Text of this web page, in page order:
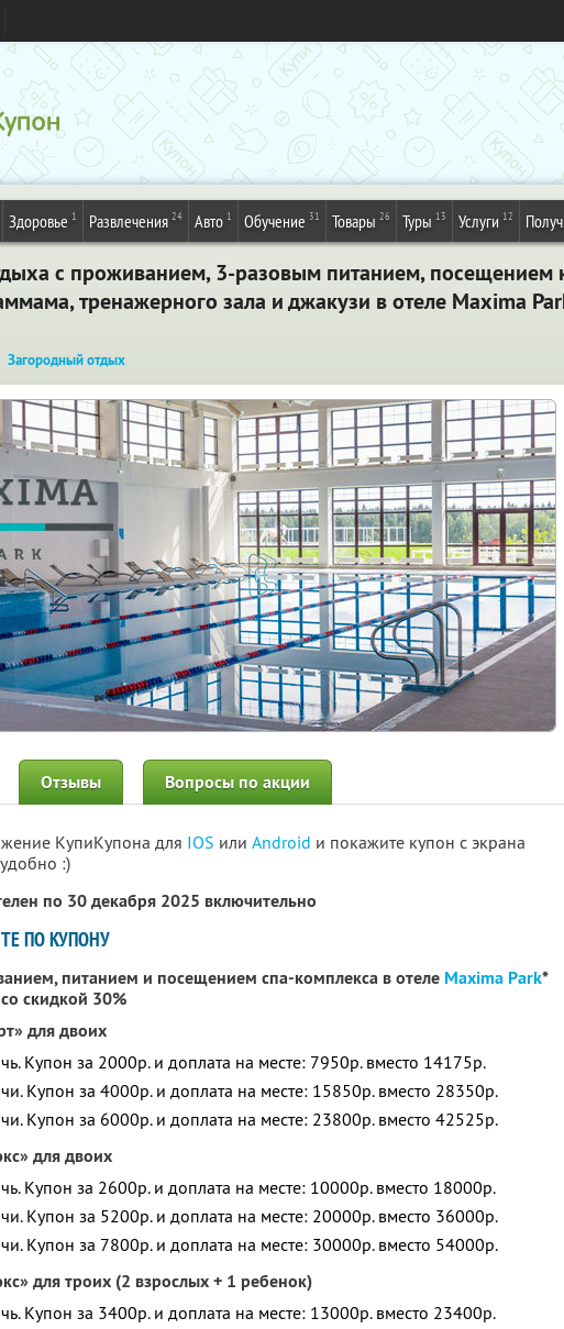
Здоровье 1 Развлечения 24 Авто 1 Обучение 31 Товары 26 Туры 13 Услуги 12
с проживанием, 3-разовым питанием, посещением
тренажерного зала и джакузи в отеле Maxima
Загородный отдых
Отзывы Вопросы по акции
КупиКупона для IOS или Android и покажите купон с экрана
:)
по 30 декабря 2025 включительно
ПО КУПОНУ
питанием и посещением спа-комплекса в отеле Maxima Park*
скидкой 30%
для двоих
Купон за 2000р. и доплата на месте: 7950р. вместо 14175р.
Купон за 4000р. и доплата на месте: 15850р. вместо 28350р.
Купон за 6000р. и доплата на месте: 23800р. вместо 42525р.
для двоих
Купон за 2600р. и доплата на месте: 10000р. вместо 18000р.
Купон за 5200р. и доплата на месте: 20000р. вместо 36000р.
Купон за 7800р. и доплата на месте: 30000р. вместо 54000р.
для троих (2 взрослых + 1 ребенок)
Купон за 3400р. и доплата на месте: 13000р. вместо 23400р.